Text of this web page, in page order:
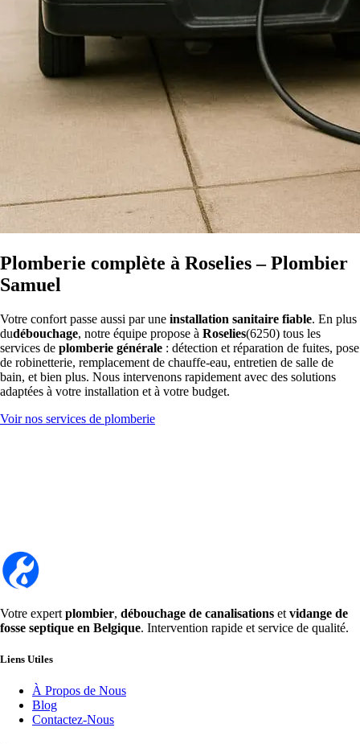
Plomberie complète à Roselies – Plombier
Samuel
Votre confort passe aussi par une installation sanitaire fiable. En plus
dudébouchage, notre équipe propose à Roselies(6250) tous les
services de plomberie générale : détection et réparation de fuites, pose
de robinetterie, remplacement de chauffe-eau, entretien de salle de
bain, et bien plus. Nous intervenons rapidement avec des solutions
adaptées à votre installation et à votre budget.
Voir nos services de plomberie
Votre expert plombier, débouchage de canalisations et vidange de
fosse septique en Belgique. Intervention rapide et service de qualité.
Liens Utiles
À Propos de Nous
Blog
Contactez-Nous